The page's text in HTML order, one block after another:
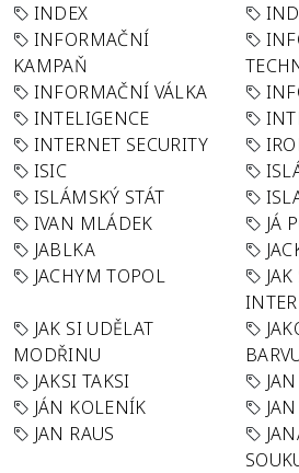
INDEX
INFORMAČNÍ
KAMPAŇ
INFORMAČNÍ VÁLKA
INTELIGENCE
INTERNET SECURITY
ISIC
ISLÁMSKÝ STÁT
IVAN MLÁDEK
JÁ
JABLKA
JACHYM TOPOL
JAK SI UDĚLAT
MODŘINU
JAKSI TAKSI
JÁN KOLENÍK
JAN RAUS